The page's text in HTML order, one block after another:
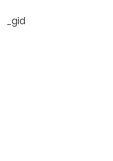
_gid